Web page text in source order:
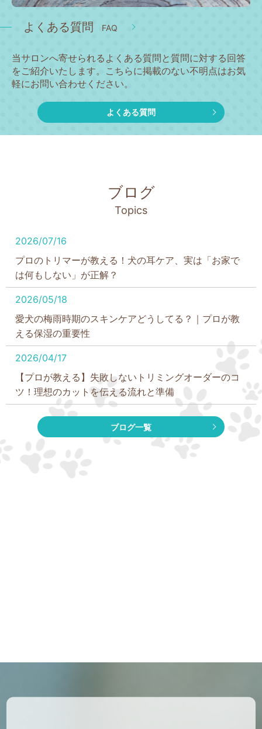
よくある質問 FAQ
当サロンへ寄せられるよくある質問と質問に対する回答
をご紹介いたします。こちらに掲載のない不明点はお気
軽にお問い合わせください。
よくある質問
ブログ
Topics
2026/07/16
プロのトリマーが教える！犬の耳ケア、実は「お家で
は何もしない」が正解？
2026/05/18
愛犬の梅雨時期のスキンケアどうしてる？｜プロが教
える保湿の重要性
2026/04/17
【プロが教える】失敗しないトリミングオーダーのコ
ツ！理想のカットを伝える流れと準備
2026/03/19
【プロ直伝】犬の肛門絞りのやり方完全ガイド！頻
ブログ一覧